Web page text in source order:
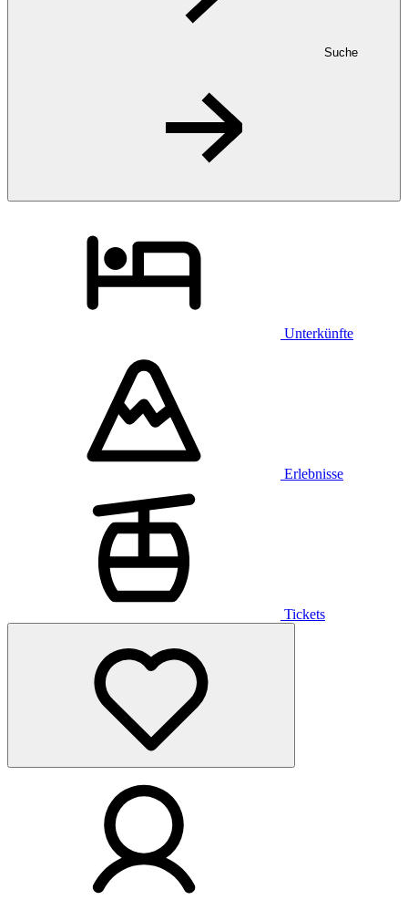
Suche
Unterkünfte
Erlebnisse
Tickets